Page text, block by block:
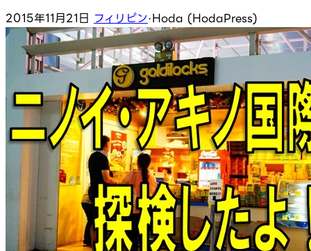
2015年11月21日 フィリピン·Hoda (HodaPress)